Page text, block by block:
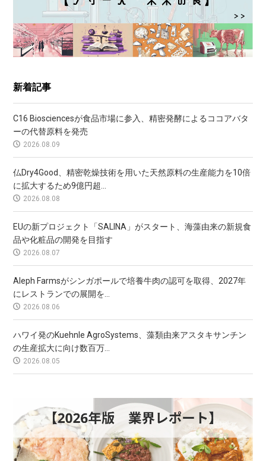
新着記事
C16 Biosciencesが食品市場に参入、精密発酵によるココアバタ
ーの代替原料を発売
2026.08.09
仏Dry4Good、精密乾燥技術を用いた天然原料の生産能力を10倍
に拡大するため9億円超...
2026.08.08
EUの新プロジェクト「SALINA」がスタート、海藻由来の新規食
品や化粧品の開発を目指す
2026.08.07
Aleph Farmsがシンガポールで培養牛肉の認可を取得、2027年
にレストランでの展開を...
2026.08.06
ハワイ発のKuehnle AgroSystems、藻類由来アスタキサンチン
の生産拡大に向け数百万...
2026.08.05